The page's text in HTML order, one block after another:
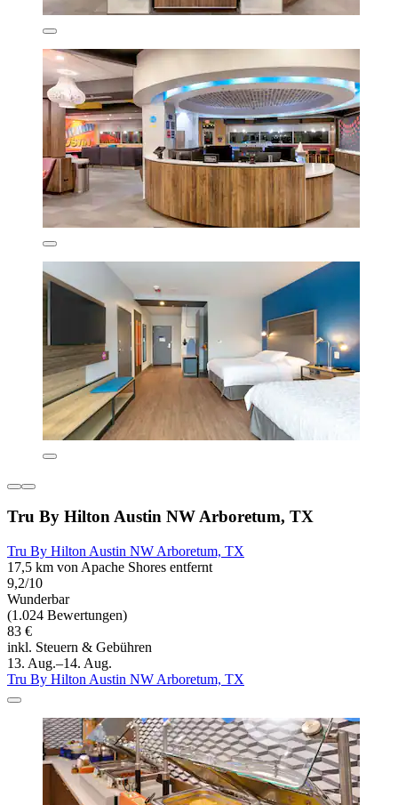
Tru By Hilton Austin NW Arboretum, TX
Tru By Hilton Austin NW Arboretum, TX
17,5 km von Apache Shores entfernt
9,2/10
Wunderbar
(1.024 Bewertungen)
83 €
inkl. Steuern & Gebühren
13. Aug.–14. Aug.
Tru By Hilton Austin NW Arboretum, TX